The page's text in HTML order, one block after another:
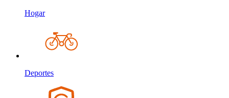
Hogar
Deportes